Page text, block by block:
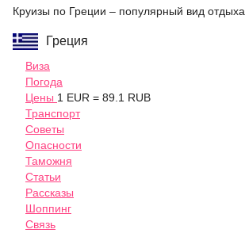
Круизы по Греции – популярный вид отдыха.
Греция
Виза
Погода
Цены 1 EUR = 89.1 RUB
Транспорт
Советы
Опасности
Таможня
Статьи
Рассказы
Шоппинг
Связь